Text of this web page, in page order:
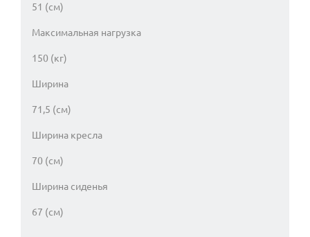
51 (см)
Максимальная нагрузка
150 (кг)
Ширина
71,5 (см)
Ширина кресла
70 (см)
Ширина сиденья
67 (см)